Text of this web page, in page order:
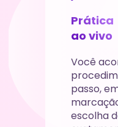
Prática
ao vivo
Você
passo,
escolha